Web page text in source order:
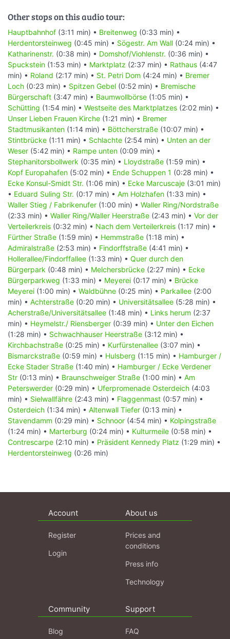
Other stops on this audio tour:
Hauptbahnhof (3:11 min) • Breitenweg (0:33 min) •
Herdentorsteinweg (0:45 min) • Sögestr. Am Wall (0:24 min) •
Katharinenstr. (0:38 min) • Domshof/Viohlenstr. (0:36 min) •
Spuckstein (1:53 min) • Marktplatz (2:37 min) • Rathaus (4:47
min) • Roland (2:17 min) • St. Petri Dom (4:24 min) • Bremer
Loch (0:23 min) • Spitzen Gebel (0:52 min) • Bremische
Bürgerschaft (3:47 min) • Baumwollbörse (1:05 min) •
Schütting (1:54 min) • Westseite des Marktplatzes (2:02 min) •
Unser Lieben Frauen Kirche (1:21 min) • Bremer
Stadtmusikanten (1:14 min) • Böttcherstraße (10:07 min) •
Stintbrücke (1:11 min) • Schlachte (2:54 min) • Unten an der
Weser (5:42 min) • Rampe unten (0:09 min) •
Stephanitorsbollwerk (0:35 min) • Lloydstraße (1:59 min) •
Kopf Europahafen (5:02 min) • Ende Schuppen 1 (0:28 min) •
Ecke Konsul-Smidt Str. (1:06 min) • Ecke Marcuscaje (3:01 min)
• Eduard Suling Str. (0:17 min) • Am Holzhafen (1:33 min) •
Waller Stieg / Fabrikenufer (1:00 min) • Waller Ring/Nordstraße
(2:33 min) • Waller Ring/Waller Heerstraße (2:43 min) • Vor der
Verteilerkreis (0:32 min) • Nach dem Verteilerkreis (1:17 min) •
Fürther Straße (1:59 min) • Hemmstraße (1:18 min) •
Admiralstraße (2:53 min) • Findorffstraße (4:41 min) •
Hollerallee/Findorffallee (1:33 min) • Quer durch den
Bürgerpark (0:48 min) • Melchersbrücke (2:27 min) • Ecke
Bürgerparkweg (1:33 min) • Meyerei (0:17 min) • Brücke
Meyerei (1:00 min) • Waldbühne (0:25 min) • Parkallee (2:00
min) • Achterstraße (0:20 min) • Universitätsallee (5:28 min) •
Acherstraße/Universitätsallee (1:48 min) • Links herum (2:37
min) • Heymelstr./ Riensberger (0:39 min) • Unter den Eichen
(1:28 min) • Schwachhauser Heerstraße (3:12 min) •
Kirchbachstraße (0:25 min) • Kurfürstenallee (3:07 min) •
Bismarckstraße (0:59 min) • Hulsberg (1:15 min) • Hamburger /
Ecke Stader Straße (1:40 min) • Hamburger / Ecke Verdener
Str (0:13 min) • Braunschweiger Straße (1:00 min) • Am
Peterswerder (0:29 min) • Uferpromenade Osterdeich (4:03
min) • Sielwallfähre (2:43 min) • Flaggenmast (0:57 min) •
Osterdeich (1:34 min) • Altenwall Tiefer (0:13 min) •
Stavendamm (0:29 min) • Schnoor (4:54 min) • Kolpingstraße
(1:24 min) • Marterburg (0:24 min) • Kulturmeile (0:58 min) •
Contrescarpe (2:10 min) • Präsident Kennedy Platz (1:29 min) •
Herdentorsteinweg (0:26 min)
Account
Register
Login
About us
Prices and
conditions
Press info
Technology
Community
Blog
Support
FAQ